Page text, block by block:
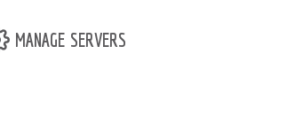
manage servers